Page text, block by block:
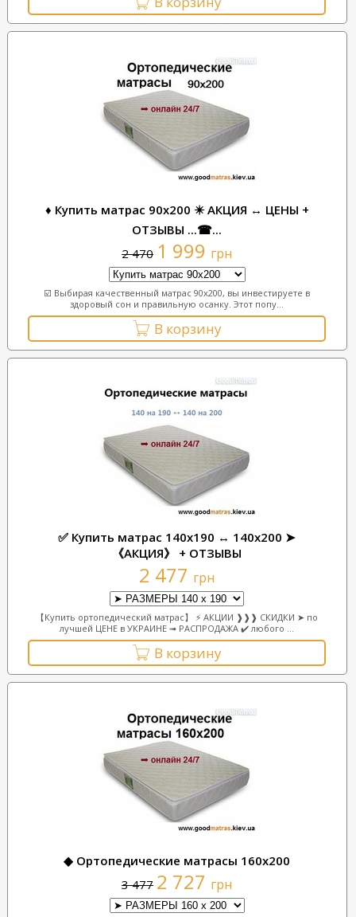
♦ Купить матрас 90x200 ✴️ АКЦИЯ ↔ ЦЕНЫ +
ОТЗЫВЫ ...☎...
2 470 1 999 грн
☑️ Выбирая качественный матрас 90х200, вы инвестируете в
здоровый сон и правильную осанку. Этот попу...
В корзину
✅ Купить матрас 140х190 ↔ 140х200 ➤
《АКЦИЯ》 + ОТЗЫВЫ
2 477 грн
【Купить ортопедический матрас】 ⚡ АКЦИИ ❱❱❱ СКИДКИ ➤ по
лучшей ЦЕНЕ в УКРАИНЕ ➟ РАСПРОДАЖА ✔️ любого ...
В корзину
◆ Ортопедические матрасы 160х200
3 477 2 727 грн